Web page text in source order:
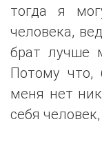
тогда я
человека,
брат лучше
Потому что,
меня нет
себя